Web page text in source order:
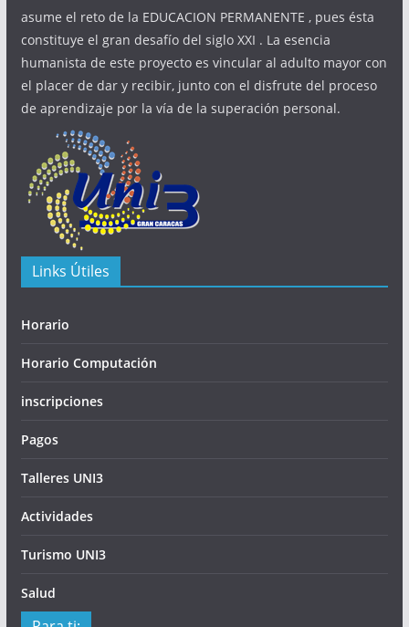
asume el reto de la EDUCACION PERMANENTE , pues ésta
constituye el gran desafío del siglo XXI . La esencia
humanista de este proyecto es vincular al adulto mayor con
el placer de dar y recibir, junto con el disfrute del proceso
de aprendizaje por la vía de la superación personal.
Links Útiles
Horario
Horario Computación
inscripciones
Pagos
Talleres UNI3
Actividades
Turismo UNI3
Salud